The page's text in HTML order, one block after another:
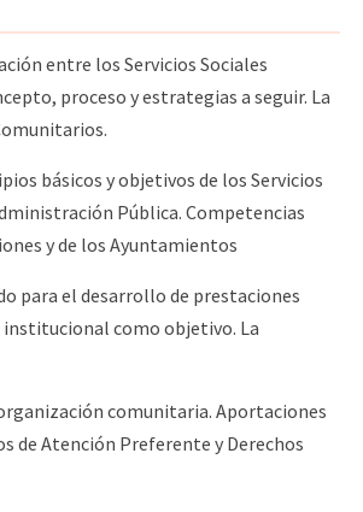
entre los Servicios Sociales
proceso y estrategias a seguir. La
básicos y objetivos de los Servicios
Pública. Competencias
y de los Ayuntamientos
para el desarrollo de prestaciones
institucional como objetivo. La
comunitaria. Aportaciones
de Atención Preferente y Derechos